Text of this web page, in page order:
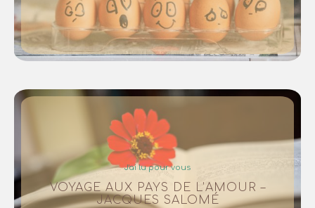
J'ai lu pour vous
VOYAGE AUX PAYS DE L’AMOUR –
JACQUES SALOMÉ